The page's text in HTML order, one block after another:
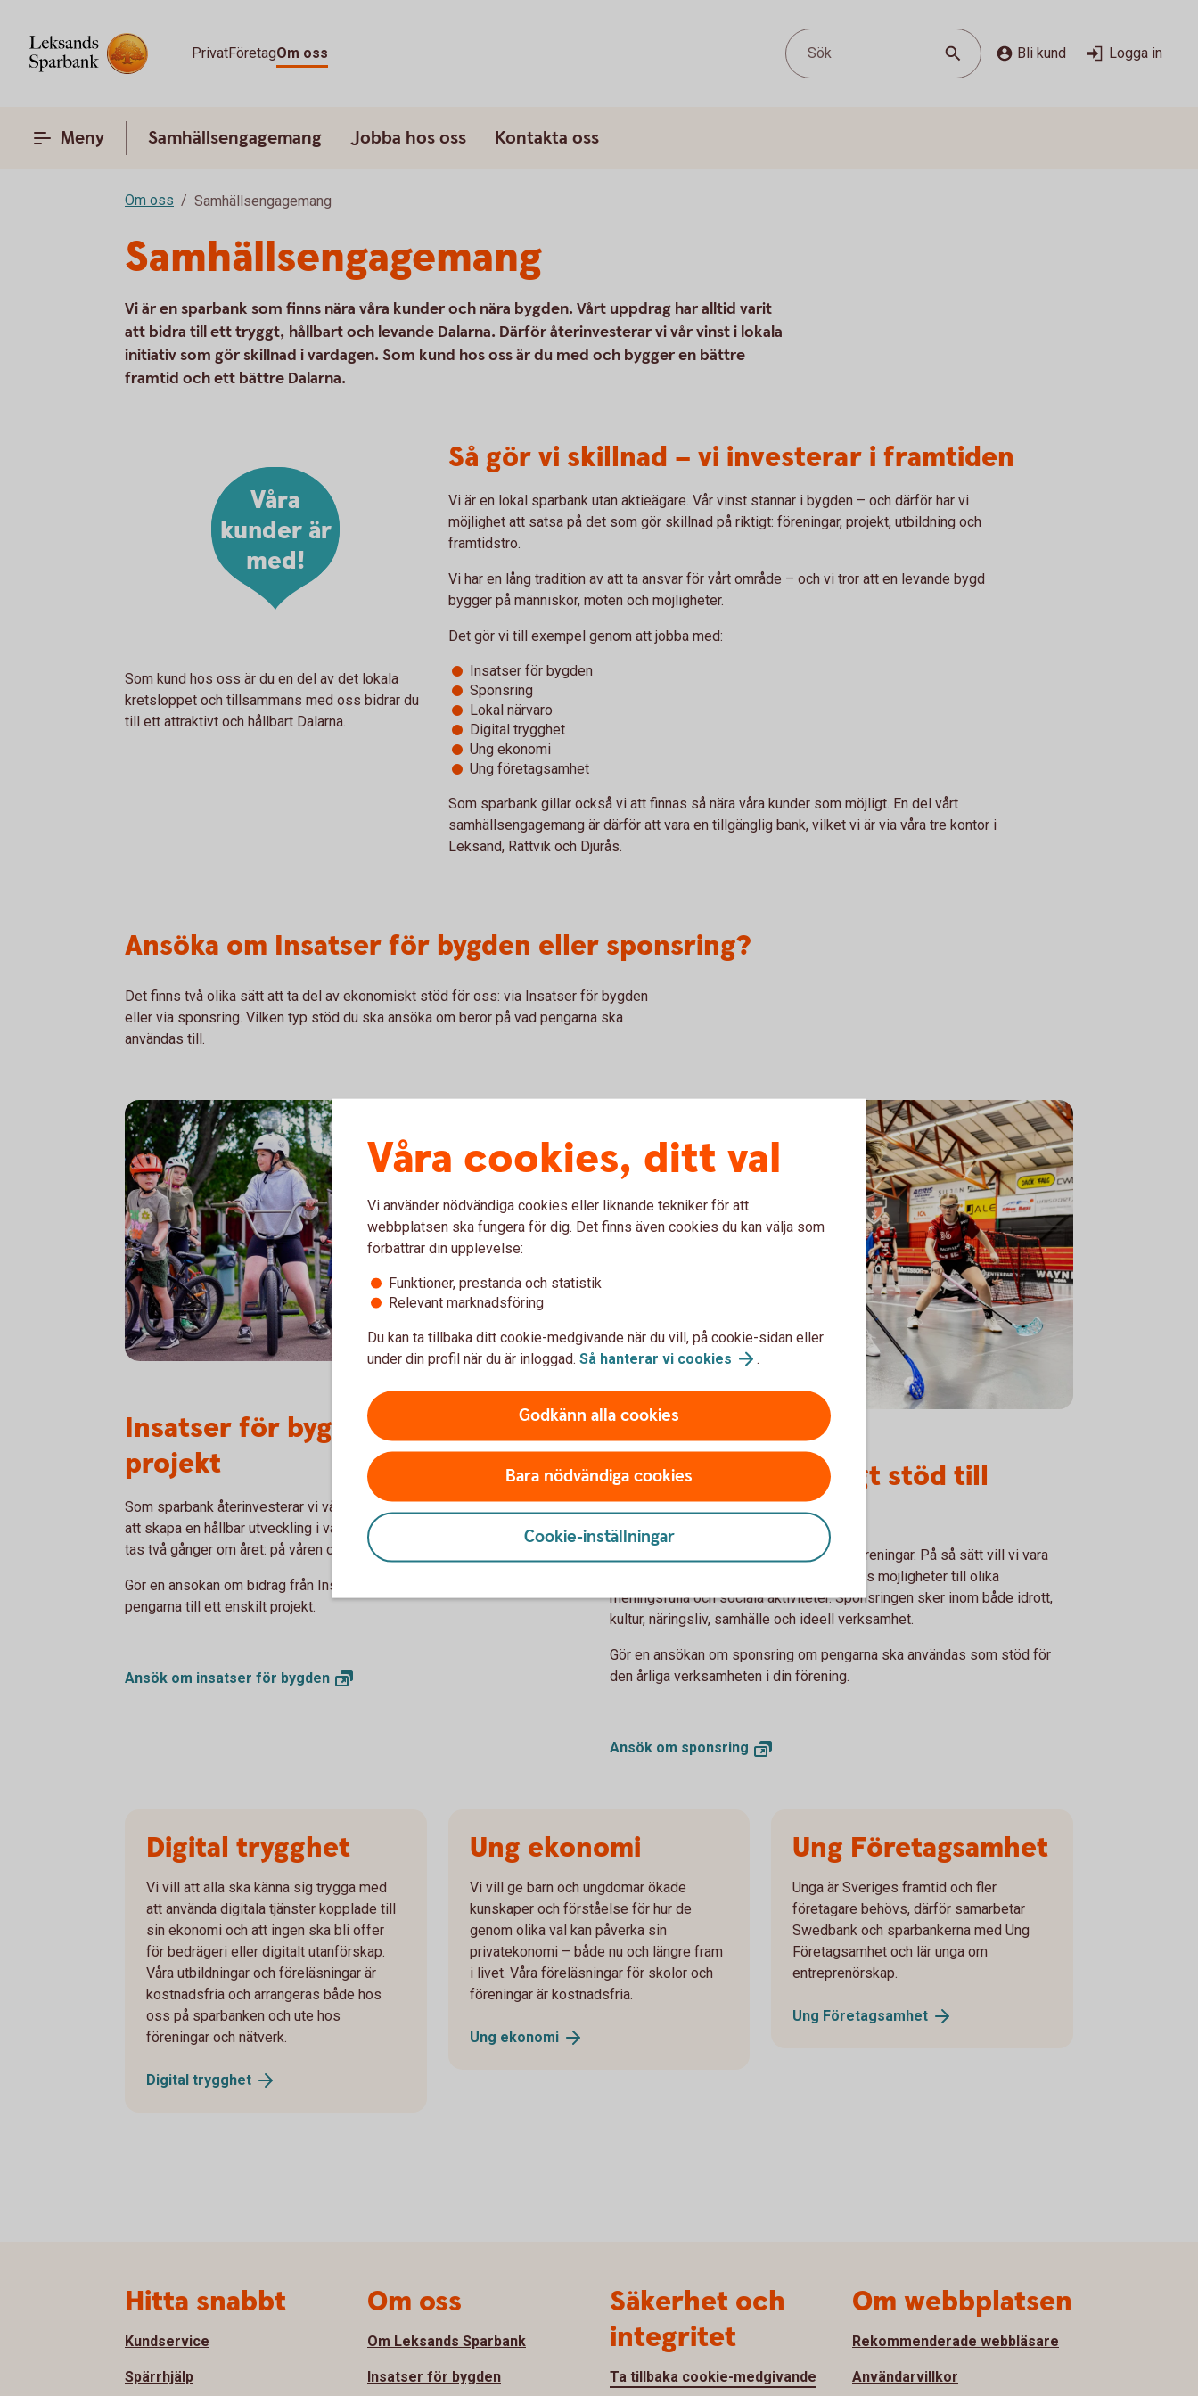
PrivatFöretagOm oss Sök Bli kund Logga in
Meny Samhällsengagemang Jobba hos oss Kontakta oss
Om oss Samhällsengagemang
Samhällsengagemang
Vi är en sparbank som finns nära våra kunder och nära bygden. Vårt uppdrag har alltid varit
att bidra till ett tryggt, hållbart och levande Dalarna. Därför återinvesterar vi vår vinst i lokala
initiativ som gör skillnad i vardagen. Som kund hos oss är du med och bygger en bättre
framtid och ett bättre Dalarna.
Våra
kunder är
med!
Som kund hos oss är du en del av det lokala
kretsloppet och tillsammans med oss bidrar du
till ett attraktivt och hållbart Dalarna.
Så gör vi skillnad – vi investerar i framtiden
Vi är en lokal sparbank utan aktieägare. Vår vinst stannar i bygden – och därför har vi
möjlighet att satsa på det som gör skillnad på riktigt: föreningar, projekt, utbildning och
framtidstro.
Vi har en lång tradition av att ta ansvar för vårt område – och vi tror att en levande bygd
bygger på människor, möten och möjligheter.
Det gör vi till exempel genom att jobba med:
Insatser för bygden
Sponsring
Lokal närvaro
Digital trygghet
Ung ekonomi
Ung företagsamhet
Som sparbank gillar också vi att finnas så nära våra kunder som möjligt. En del vårt
samhällsengagemang är därför att vara en tillgänglig bank, vilket vi är via våra tre kontor i
Leksand, Rättvik och Djurås.
Ansöka om Insatser för bygden eller sponsring?
Det finns två olika sätt att ta del av ekonomiskt stöd för oss: via Insatser för bygden
eller via sponsring. Vilken typ stöd du ska ansöka om beror på vad pengarna ska
användas till.
Insatser för bygden: För enskilda
projekt
Som sparbank återinvesterar vi vår vinst i bygden, i projekt som bidrar till
att skapa en hållbar utveckling i vårt verksamhetsområde. Beslut som stöd
tas två gånger om året: på våren och på hösten.
Gör en ansökan om bidrag från Insatser för bygden om du ska använda
pengarna till ett enskilt projekt.
Ansök om insatser för bygden
Sponsring: För årligt stöd till
föreningar
Vi samarbetar med många av bygdens föreningar. På så sätt vill vi vara
med och skapa en aktiv bygd, där det finns möjligheter till olika
meningsfulla och sociala aktiviteter. Sponsringen sker inom både idrott,
kultur, näringsliv, samhälle och ideell verksamhet.
Gör en ansökan om sponsring om pengarna ska användas som stöd för
den årliga verksamheten i din förening.
Ansök om sponsring
Digital trygghet
Vi vill att alla ska känna sig trygga med
att använda digitala tjänster kopplade till
sin ekonomi och att ingen ska bli offer
för bedrägeri eller digitalt utanförskap.
Våra utbildningar och föreläsningar är
kostnadsfria och arrangeras både hos
oss på sparbanken och ute hos
föreningar och nätverk.
Digital trygghet
Ung ekonomi
Vi vill ge barn och ungdomar ökade
kunskaper och förståelse för hur de
genom olika val kan påverka sin
privatekonomi – både nu och längre fram
i livet. Våra föreläsningar för skolor och
föreningar är kostnadsfria.
Ung ekonomi
Ung Företagsamhet
Unga är Sveriges framtid och fler
företagare behövs, därför samarbetar
Swedbank och sparbankerna med Ung
Företagsamhet och lär unga om
entreprenörskap.
Ung Företagsamhet
Våra cookies, ditt val
Vi använder nödvändiga cookies eller liknande tekniker för att
webbplatsen ska fungera för dig. Det finns även cookies du kan välja som
förbättrar din upplevelse:
Funktioner, prestanda och statistik
Relevant marknadsföring
Du kan ta tillbaka ditt cookie-medgivande när du vill, på cookie-sidan eller
under din profil när du är inloggad. Så hanterar vi cookies .
Godkänn alla cookies
Bara nödvändiga cookies
Cookie-inställningar
Hitta snabbt
Kundservice
Spärrhjälp
Om oss
Om Leksands Sparbank
Insatser för bygden
Säkerhet och
integritet
Ta tillbaka cookie-medgivande
Om webbplatsen
Rekommenderade webbläsare
Användarvillkor